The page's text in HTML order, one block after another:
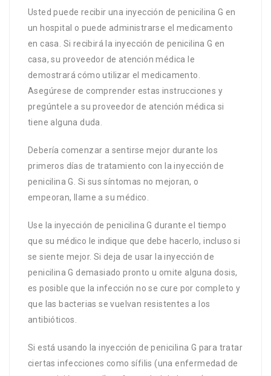
Usted puede recibir una inyección de penicilina G en
un hospital o puede administrarse el medicamento
en casa. Si recibirá la inyección de penicilina G en
casa, su proveedor de atención médica le
demostrará cómo utilizar el medicamento.
Asegúrese de comprender estas instrucciones y
pregúntele a su proveedor de atención médica si
tiene alguna duda.
Debería comenzar a sentirse mejor durante los
primeros días de tratamiento con la inyección de
penicilina G. Si sus síntomas no mejoran, o
empeoran, llame a su médico.
Use la inyección de penicilina G durante el tiempo
que su médico le indique que debe hacerlo, incluso si
se siente mejor. Si deja de usar la inyección de
penicilina G demasiado pronto u omite alguna dosis,
es posible que la infección no se cure por completo y
que las bacterias se vuelvan resistentes a los
antibióticos.
Si está usando la inyección de penicilina G para tratar
ciertas infecciones como sífilis (una enfermedad de